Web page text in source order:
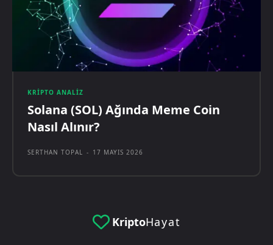
KRIPTO ANALIZ
Solana (SOL) Ağında Meme Coin
Nasıl Alınır?
SERTHAN TOPAL - 17 MAYIS 2026
KriptoHayat